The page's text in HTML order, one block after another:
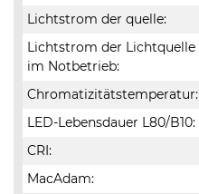
Lichtstrom der quelle:
Lichtstrom der Lichtquelle
im Notbetrieb:
Chromatizitätstemperatur:
LED-Lebensdauer L80/B10:
CRI:
MacAdam: